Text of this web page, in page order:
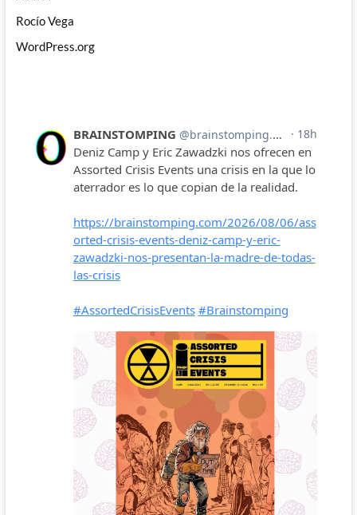
Rocío Vega
WordPress.org